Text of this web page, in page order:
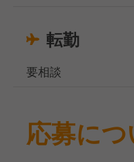
転勤
要相談
応募につ